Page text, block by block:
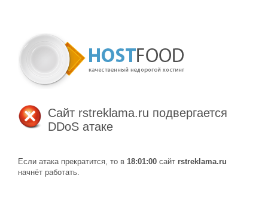
Сайт rstreklama.ru подвергается
DDoS атаке
Если атака прекратится, то в 18:01:00 сайт rstreklama.ru
начнёт работать.